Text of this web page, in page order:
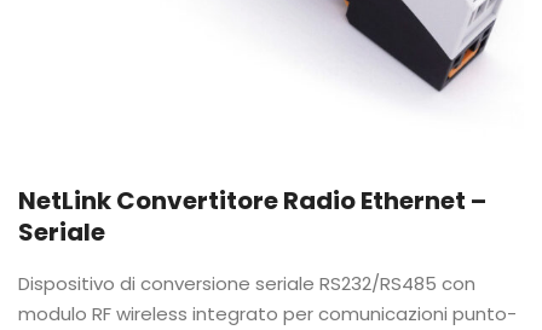
NetLink Convertitore Radio Ethernet –
Seriale
Dispositivo di conversione seriale RS232/RS485 con
modulo RF wireless integrato per comunicazioni punto-